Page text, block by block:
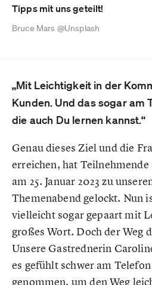
Tipps mit uns geteilt!
Bruce Mars @Unsplash
„Mit Leichtigkeit in der
Kunden. Und das sogar am
die auch Du lernen kannst.“
Genau dieses Ziel und die
erreichen, hat
am 25. Januar 2023 zu
Themenabend gelockt. Nun
vielleicht sogar gepaart mit
großes Wort. Doch der Weg
Unsere Gastrednerin
es gefühlt schwer am
genommen, um den Weg